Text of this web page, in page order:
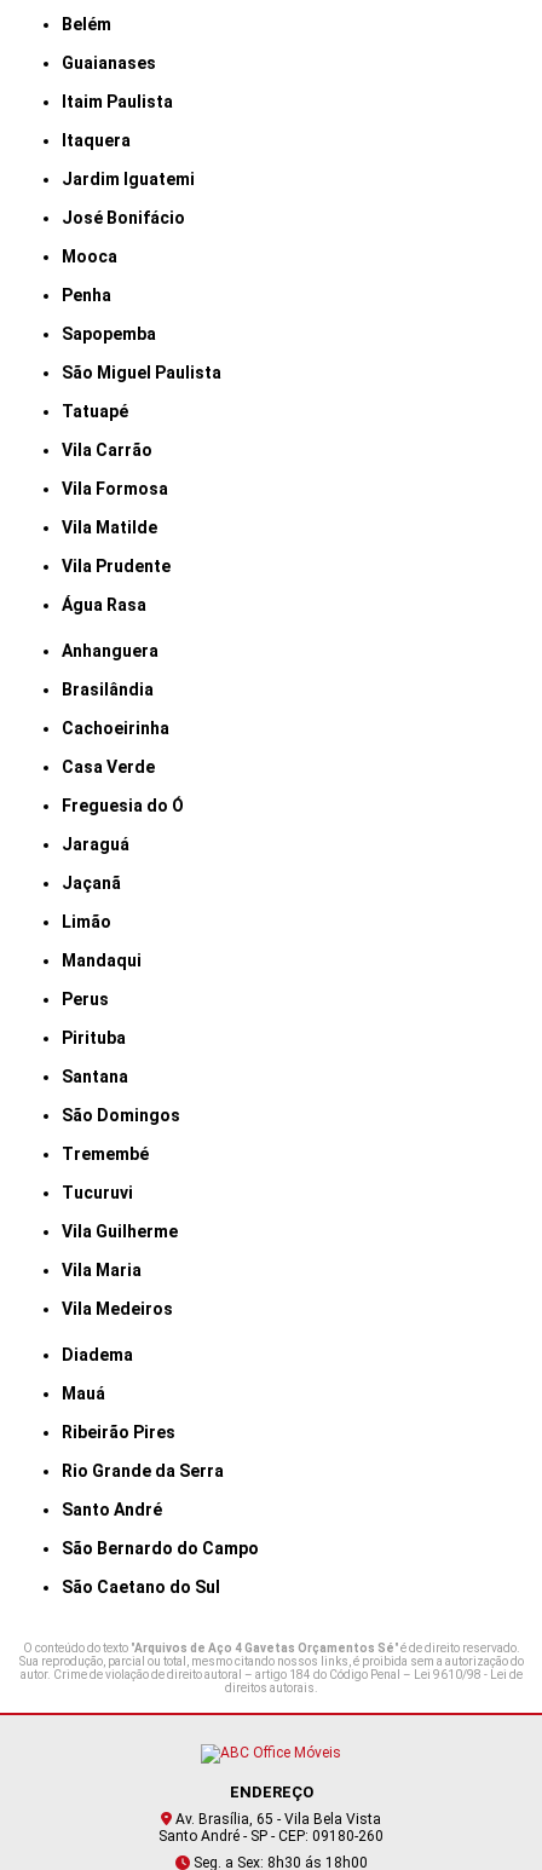
Belém
Guaianases
Itaim Paulista
Itaquera
Jardim Iguatemi
José Bonifácio
Mooca
Penha
Sapopemba
São Miguel Paulista
Tatuapé
Vila Carrão
Vila Formosa
Vila Matilde
Vila Prudente
Água Rasa
Anhanguera
Brasilândia
Cachoeirinha
Casa Verde
Freguesia do Ó
Jaraguá
Jaçanã
Limão
Mandaqui
Perus
Pirituba
Santana
São Domingos
Tremembé
Tucuruvi
Vila Guilherme
Vila Maria
Vila Medeiros
Diadema
Mauá
Ribeirão Pires
Rio Grande da Serra
Santo André
São Bernardo do Campo
São Caetano do Sul
O conteúdo do texto "Arquivos de Aço 4 Gavetas Orçamentos Sé" é de direito reservado.
Sua reprodução, parcial ou total, mesmo citando nossos links, é proibida sem a autorização do
autor. Crime de violação de direito autoral – artigo 184 do Código Penal – Lei 9610/98 - Lei de
direitos autorais.
ENDEREÇO
Av. Brasília, 65 - Vila Bela Vista
Santo André - SP - CEP: 09180-260
Seg. a Sex: 8h30 ás 18h00